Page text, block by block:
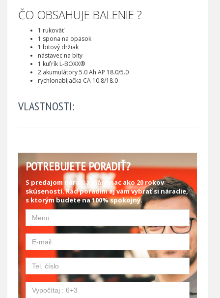
ČO OBSAHUJE BALENIE ?
1 rukoväť
1 spona na opasok
1 bitový držiak
nástavec na bity
1 kufrík L-BOXX®
2 akumulátory 5.0 Ah AP 18.0/5.0
rychlonabíjačka CA 10.8/18.0
VLASTNOSTI:
POTREBUJETE PORADIŤ?
S predajom náradia mám viac ako 20 rokov
skúseností. Rád poradím aj vám vybrať si náradie,
s ktorým budete na 100% spokojný.